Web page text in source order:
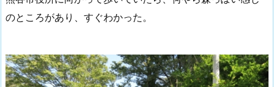
のところがあり、すぐわかった。